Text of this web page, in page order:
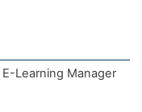
Learning Manager